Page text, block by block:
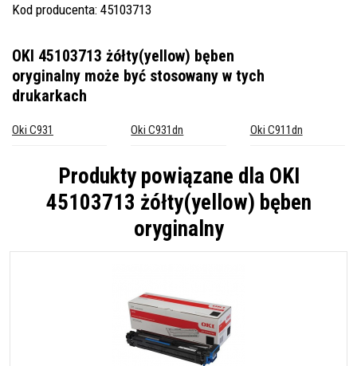
Kod producenta: 45103713
OKI 45103713 żółty(yellow) bęben
oryginalny może być stosowany w tych
drukarkach
Oki C931 Oki C931dn Oki C911dn
Produkty powiązane dla OKI
45103713 żółty(yellow) bęben
oryginalny